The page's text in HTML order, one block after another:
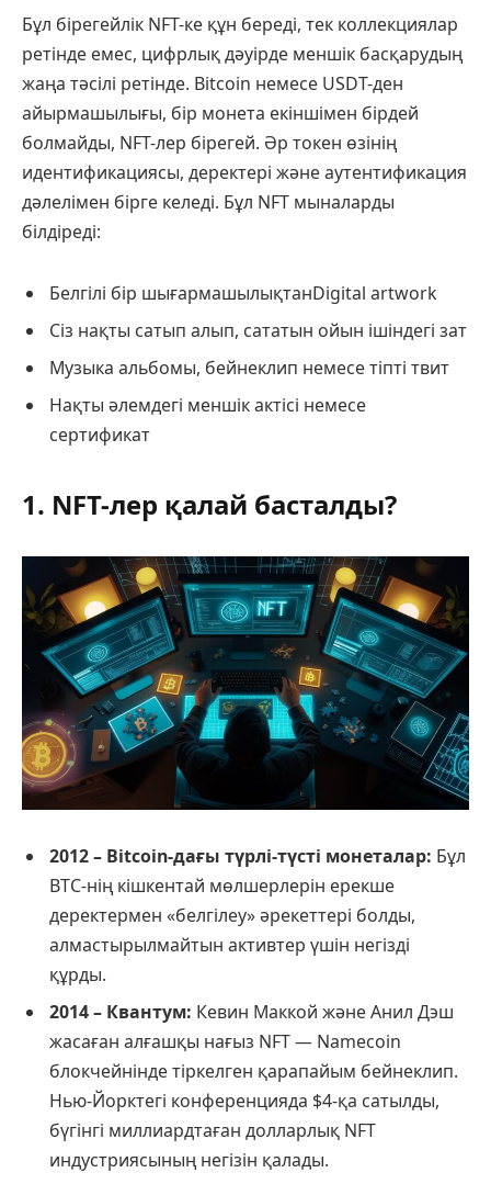
Бұл бірегейлік NFT-ке құн береді, тек коллекциялар
ретінде емес, цифрлық дәуірде меншік басқарудың
жаңа тәсілі ретінде. Bitcoin немесе USDT-ден
айырмашылығы, бір монета екіншімен бірдей
болмайды, NFT-лер бірегей. Әр токен өзінің
идентификациясы, деректері және аутентификация
дәлелімен бірге келеді. Бұл NFT мыналарды
білдіреді:
Белгілі бір шығармашылықтанDigital artwork
Сіз нақты сатып алып, сататын ойын ішіндегі зат
Музыка альбомы, бейнеклип немесе тіпті твит
Нақты әлемдегі меншік актісі немесе
сертификат
1. NFT-лер қалай басталды?
2012 – Bitcoin-дағы түрлі-түсті монеталар: Бұл
BTC-нің кішкентай мөлшерлерін ерекше
деректермен «белгілеу» әрекеттері болды,
алмастырылмайтын активтер үшін негізді
құрды.
2014 – Квантум: Кевин Маккой және Анил Дэш
жасаған алғашқы нағыз NFT — Namecoin
блокчейнінде тіркелген қарапайым бейнеклип.
Нью-Йорктегі конференцияда $4-қа сатылды,
бүгінгі миллиардтаған долларлық NFT
индустриясының негізін қалады.